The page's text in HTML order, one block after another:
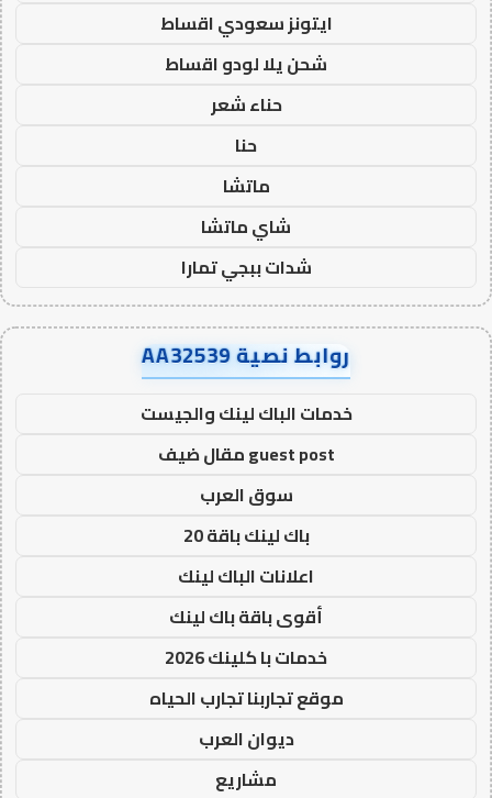
ايتونز سعودي اقساط
شحن يلا لودو اقساط
حناء شعر
حنا
ماتشا
شاي ماتشا
شدات ببجي تمارا
روابط نصية AA32539
خدمات الباك لينك والجيست
guest post مقال ضيف
سوق العرب
باك لينك باقة 20
اعلانات الباك لينك
أقوى باقة باك لينك
خدمات با كلينك 2026
موقع تجاربنا تجارب الحياه
ديوان العرب
مشاريع